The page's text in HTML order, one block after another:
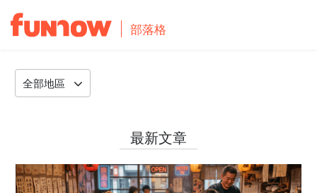
部落格
全部地區
最新文章